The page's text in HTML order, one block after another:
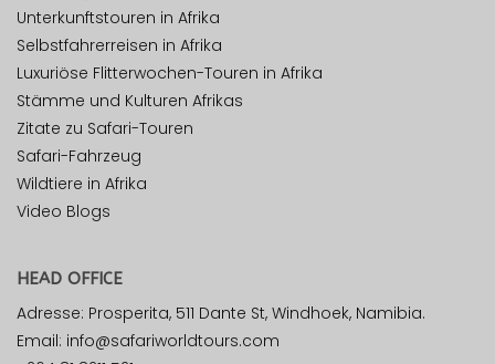
Unterkunftstouren in Afrika
Selbstfahrerreisen in Afrika
Luxuriöse Flitterwochen-Touren in Afrika
Stämme und Kulturen Afrikas
Zitate zu Safari-Touren
Safari-Fahrzeug
Wildtiere in Afrika
Video Blogs
HEAD OFFICE
Adresse: Prosperita, 511 Dante St, Windhoek, Namibia.
Email: info@safariworldtours.com